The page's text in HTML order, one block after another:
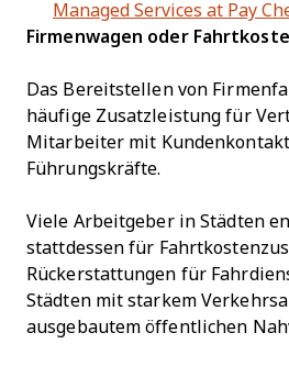
Managed Services at Pay
Firmenwagen oder
Das Bereitstellen von
häufige Zusatzleistung für
Mitarbeiter mit
Führungskräfte.
Viele Arbeitgeber in Städten
stattdessen für
Rückerstattungen für
Städten mit starkem
ausgebautem öffentlichen